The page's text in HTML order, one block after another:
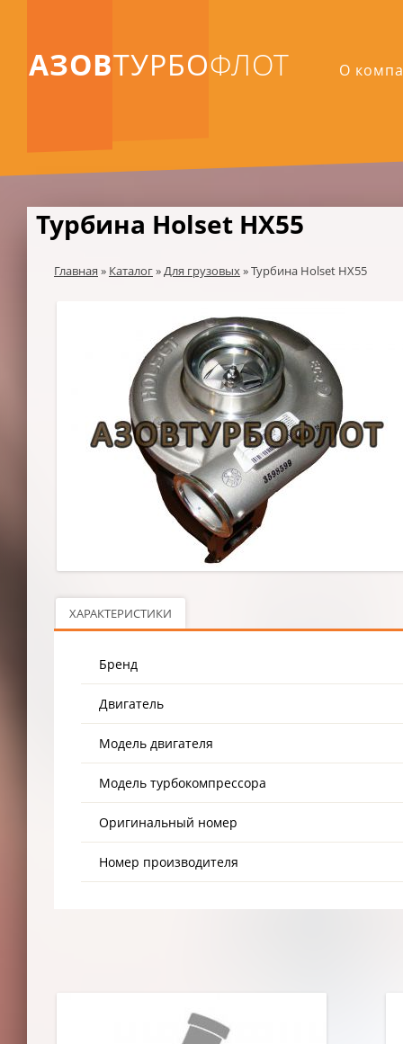
АЗОВТУРБОФЛОТ О
Турбина Holset HX55
Главная » Каталог»Для грузовых»Турбина Holset HX55
ХАРАКТЕРИСТИКИ
Бренд
Двигатель
Модель двигателя
Модель турбокомпрессора
Оригинальный номер
Номер производителя